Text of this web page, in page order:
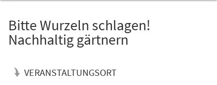
Bitte Wurzeln schlagen!
Nachhaltig gärtnern
VERANSTALTUNGSORT